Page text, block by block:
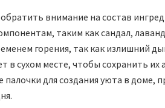
внимание на состав
таким как сандал,
горения, так как излишний
в сухом месте, чтобы сохранить их
для создания уюта в доме,